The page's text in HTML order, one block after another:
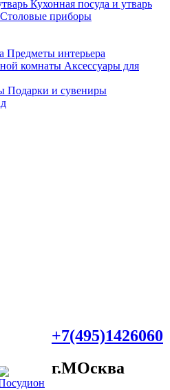
Кухонная посуда и утварь
Столовые приборы
Предметы интерьера
Аксессуары для
Подарки и сувениры
+7(495)1426060
г.МOсква